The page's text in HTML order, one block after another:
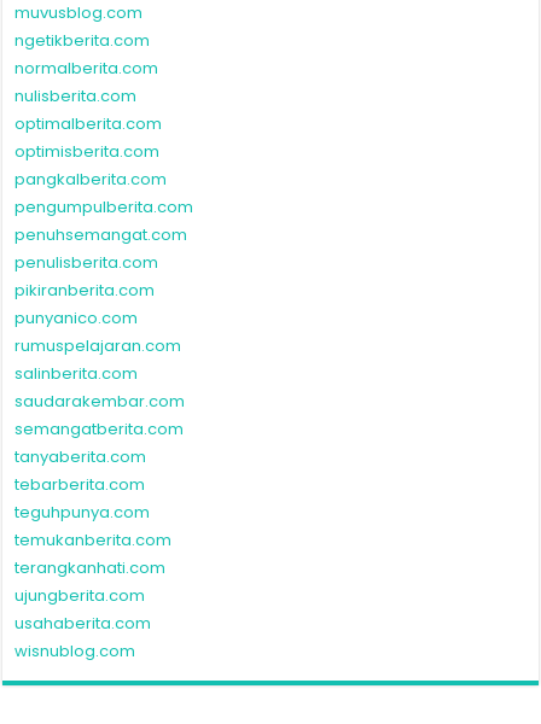
muvusblog.com
ngetikberita.com
normalberita.com
nulisberita.com
optimalberita.com
optimisberita.com
pangkalberita.com
pengumpulberita.com
penuhsemangat.com
penulisberita.com
pikiranberita.com
punyanico.com
rumuspelajaran.com
salinberita.com
saudarakembar.com
semangatberita.com
tanyaberita.com
tebarberita.com
teguhpunya.com
temukanberita.com
terangkanhati.com
ujungberita.com
usahaberita.com
wisnublog.com